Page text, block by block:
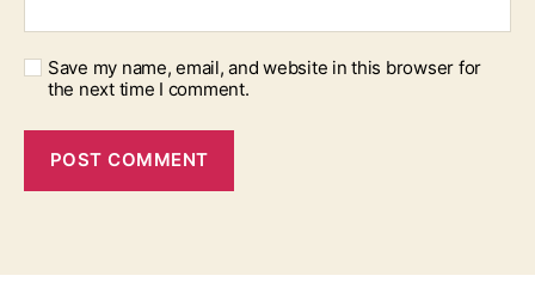
Save my name, email, and website in this browser for
the next time I comment.